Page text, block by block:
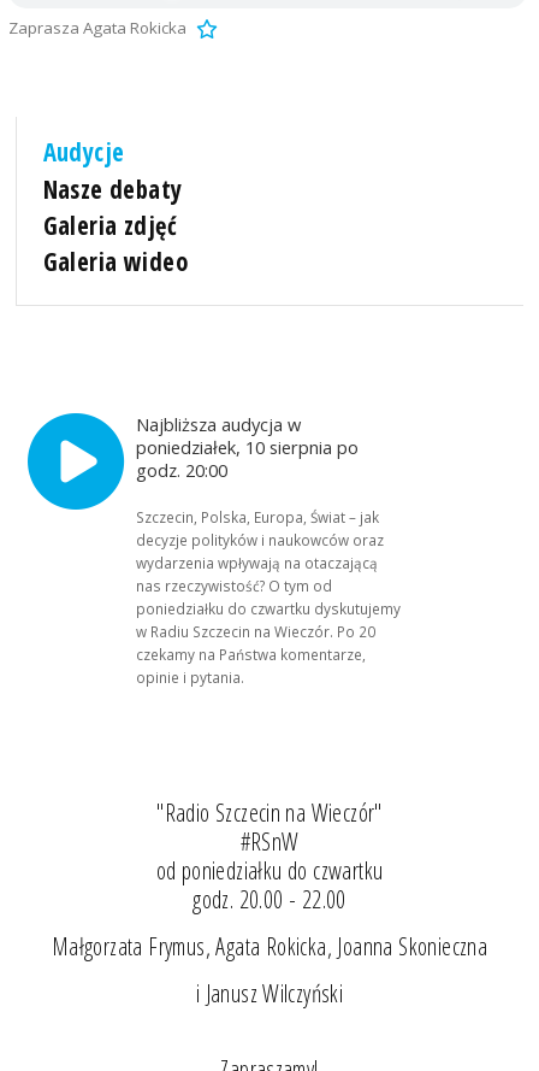
Zaprasza Agata Rokicka
Audycje
Nasze debaty
Galeria zdjęć
Galeria wideo
Najbliższa audycja w
poniedziałek, 10 sierpnia po
godz. 20:00
Szczecin, Polska, Europa, Świat – jak
decyzje polityków i naukowców oraz
wydarzenia wpływają na otaczającą
nas rzeczywistość? O tym od
poniedziałku do czwartku dyskutujemy
w Radiu Szczecin na Wieczór. Po 20
czekamy na Państwa komentarze,
opinie i pytania.
"Radio Szczecin na Wieczór"
#RSnW
od poniedziałku do czwartku
godz. 20.00 - 22.00
Małgorzata Frymus, Agata Rokicka, Joanna Skonieczna
i Janusz Wilczyński